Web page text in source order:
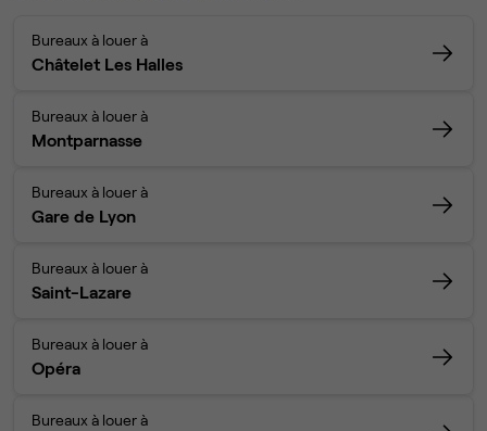
Bureaux à louer à
Châtelet Les Halles
Bureaux à louer à
Montparnasse
Bureaux à louer à
Gare de Lyon
Bureaux à louer à
Saint-Lazare
Bureaux à louer à
Opéra
Bureaux à louer à